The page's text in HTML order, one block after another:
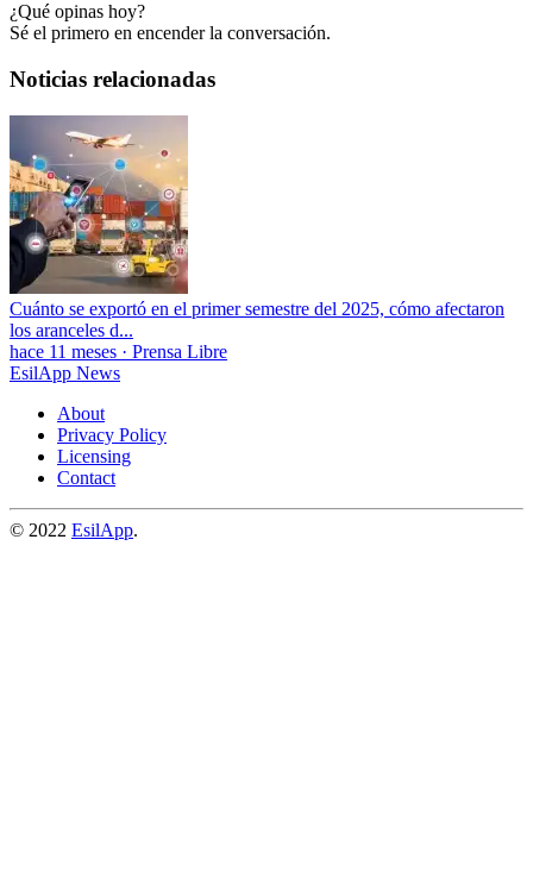
¿Qué opinas hoy?
Sé el primero en encender la conversación.
Noticias relacionadas
Cuánto se exportó en el primer semestre del 2025, cómo afectaron
los aranceles d...
hace 11 meses · Prensa Libre
EsilApp News
About
Privacy Policy
Licensing
Contact
© 2022 EsilApp.